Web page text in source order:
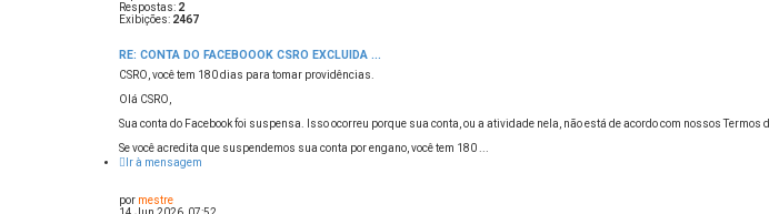
Respostas: 2
Exibições: 2467
RE: CONTA DO FACEBOOOK CSRO EXCLUIDA ...
CSRO, você tem 180 dias para tomar providências.
Olá CSRO,
Sua conta do Facebook foi suspensa. Isso ocorreu porque sua conta, ou a atividade nela, não está de acordo com nossos Termos
Se você acredita que suspendemos sua conta por engano, você tem 180 ...
Ir à mensagem
por mestre